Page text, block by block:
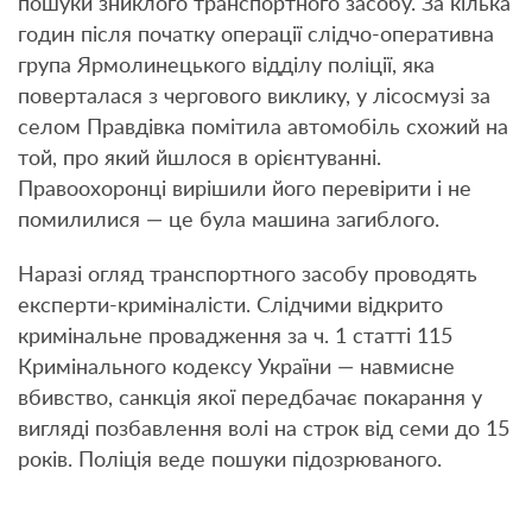
пошуки зниклого транспортного засобу. За кілька
годин після початку операції слідчо-оперативна
група Ярмолинецького відділу поліції, яка
поверталася з чергового виклику, у лісосмузі за
селом Правдівка помітила автомобіль схожий на
той, про який йшлося в орієнтуванні.
Правоохоронці вирішили його перевірити і не
помилилися — це була машина загиблого.
Наразі огляд транспортного засобу проводять
експерти-криміналісти. Слідчими відкрито
кримінальне провадження за ч. 1 статті 115
Кримінального кодексу України — навмисне
вбивство, санкція якої передбачає покарання у
вигляді позбавлення волі на строк від семи до 15
років. Поліція веде пошуки підозрюваного.